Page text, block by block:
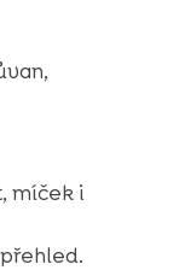
míček i